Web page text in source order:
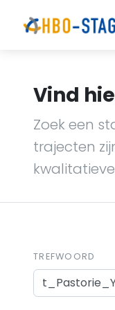
Vind
Zoek een
trajecten
TREFWOORD